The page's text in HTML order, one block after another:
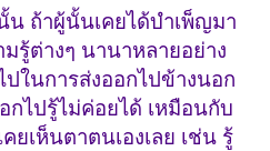
ถ้าผู้นั้นเคยได้บำเพ็ญมา
รู้ต่างๆ นานาหลายอย่าง
ในการส่งออกไปข้างนอก
กไปรู้ไม่ค่อยได้ เหมือนกับ
ยเห็นตาตนเองเลย เช่น รู้